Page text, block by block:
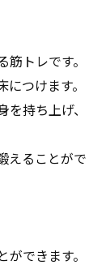
トレです。
つけます。
持ち上げ、
えることがで
できます。